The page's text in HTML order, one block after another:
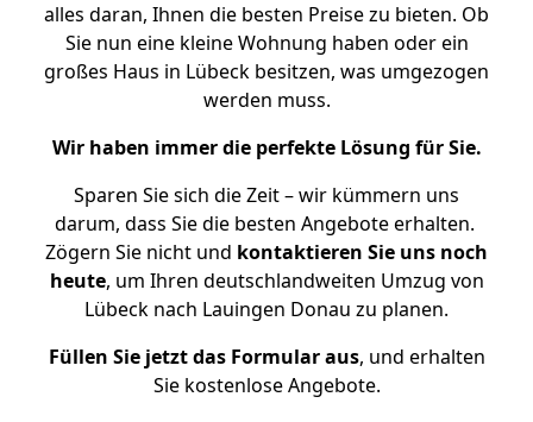
alles daran, Ihnen die besten Preise zu bieten. Ob
Sie nun eine kleine Wohnung haben oder ein
großes Haus in Lübeck besitzen, was umgezogen
werden muss.
Wir haben immer die perfekte Lösung für Sie.
Sparen Sie sich die Zeit – wir kümmern uns
darum, dass Sie die besten Angebote erhalten.
Zögern Sie nicht und kontaktieren Sie uns noch
heute, um Ihren deutschlandweiten Umzug von
Lübeck nach Lauingen Donau zu planen.
Füllen Sie jetzt das Formular aus, und erhalten
Sie kostenlose Angebote.